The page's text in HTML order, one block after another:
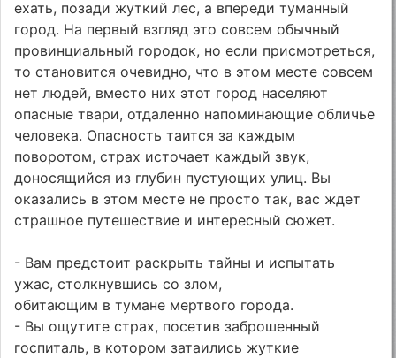
ехать, позади жуткий лес, а впереди туманный
город. На первый взгляд это совсем обычный
провинциальный городок, но если присмотреться,
то становится очевидно, что в этом месте совсем
нет людей, вместо них этот город населяют
опасные твари, отдаленно напоминающие обличье
человека. Опасность таится за каждым
поворотом, страх источает каждый звук,
доносящийся из глубин пустующих улиц. Вы
оказались в этом месте не просто так, вас ждет
страшное путешествие и интересный сюжет.
- Вам предстоит раскрыть тайны и испытать
ужас, столкнувшись со злом,
обитающим в тумане мертвого города.
- Вы ощутите страх, посетив заброшенный
госпиталь, в котором затаились жуткие